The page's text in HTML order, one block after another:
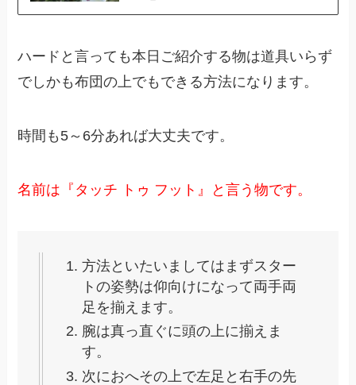
ハードと言っても本日ご紹介する物は道具いらず
でしかも布団の上でもできる方法になります。
時間も5～6分あれば大丈夫です。
名前は『タッチ トゥ フット』と言う物です。
方法といたいましてはまずスター
トの姿勢は仰向けになって両手両
足を揃えます。
腕は真っ直ぐに頭の上に揃えま
す。
次におへその上で左足と右手の先